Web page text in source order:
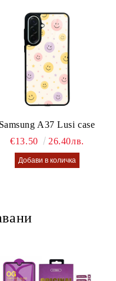
Samsung A37 Lusi case
€13.50
26.40лв.